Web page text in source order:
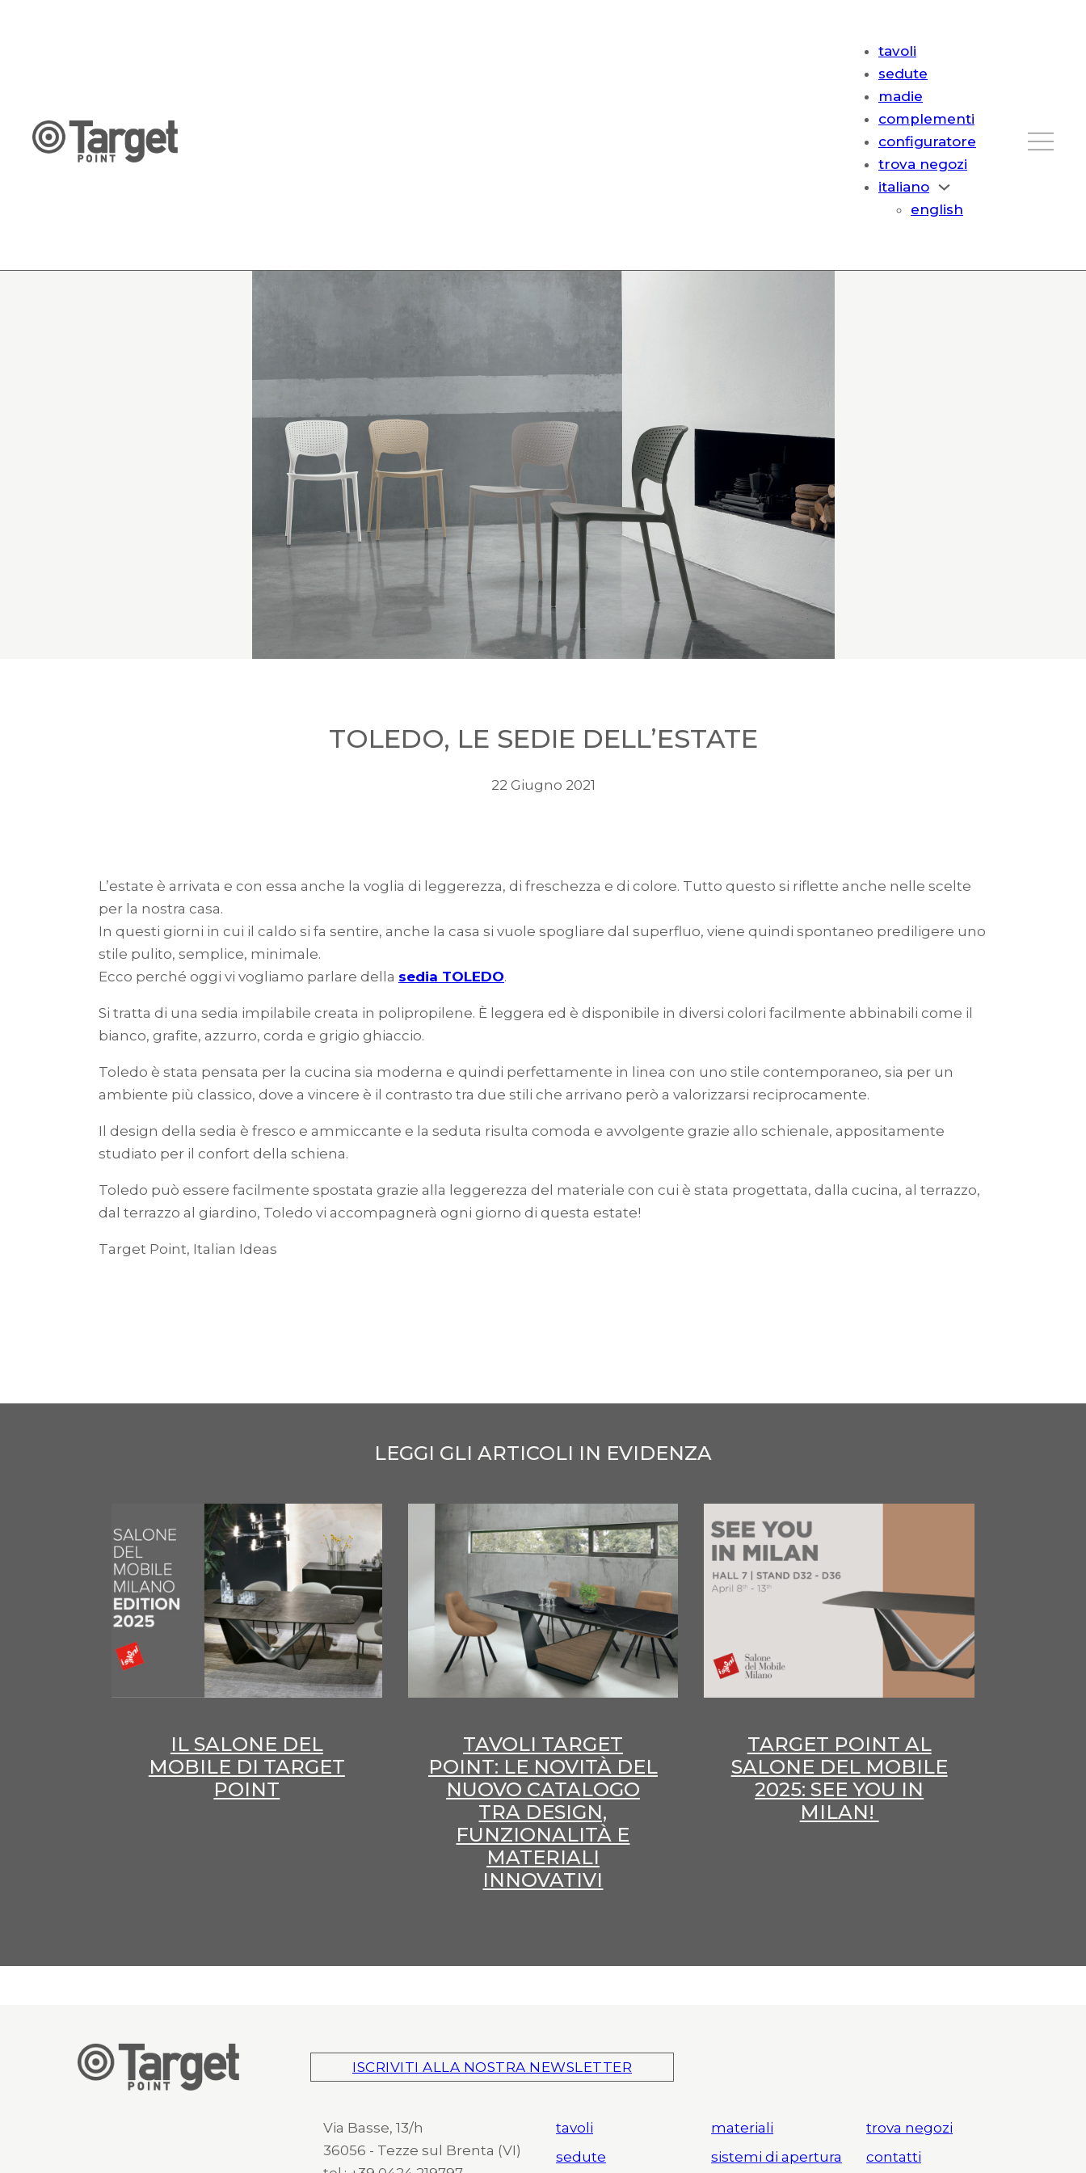
tavoli
sedute
madie
complementi
configuratore
trova negozi
italiano
english
TOLEDO, LE SEDIE DELL’ESTATE
22 Giugno 2021
L’estate è arrivata e con essa anche la voglia di leggerezza, di freschezza e di colore. Tutto questo si riflette anche nelle scelte
per la nostra casa.
In questi giorni in cui il caldo si fa sentire, anche la casa si vuole spogliare dal superfluo, viene quindi spontaneo prediligere uno
stile pulito, semplice, minimale.
Ecco perché oggi vi vogliamo parlare della sedia TOLEDO.
Si tratta di una sedia impilabile creata in polipropilene. È leggera ed è disponibile in diversi colori facilmente abbinabili come il
bianco, grafite, azzurro, corda e grigio ghiaccio.
Toledo è stata pensata per la cucina sia moderna e quindi perfettamente in linea con uno stile contemporaneo, sia per un
ambiente più classico, dove a vincere è il contrasto tra due stili che arrivano però a valorizzarsi reciprocamente.
Il design della sedia è fresco e ammiccante e la seduta risulta comoda e avvolgente grazie allo schienale, appositamente
studiato per il confort della schiena.
Toledo può essere facilmente spostata grazie alla leggerezza del materiale con cui è stata progettata, dalla cucina, al terrazzo,
dal terrazzo al giardino, Toledo vi accompagnerà ogni giorno di questa estate!
Target Point, Italian Ideas
LEGGI GLI ARTICOLI IN EVIDENZA
IL SALONE DEL
MOBILE DI TARGET
POINT
TAVOLI TARGET
POINT: LE NOVITÀ DEL
NUOVO CATALOGO
TRA DESIGN,
FUNZIONALITÀ E
MATERIALI
INNOVATIVI
TARGET POINT AL
SALONE DEL MOBILE
2025: SEE YOU IN
MILAN!
ISCRIVITI ALLA NOSTRA NEWSLETTER
Via Basse, 13/h
36056 - Tezze sul Brenta (VI)
tavoli
sedute
materiali
sistemi di apertura
trova negozi
contatti